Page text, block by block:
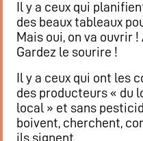
Tous les
Agenda de la
Mentions légales
Flux RSS articles
Flux RSS événements
Rapports et
Il y a ceux qui
des beaux tableaux
Mais oui, on va ouvrir
Gardez le sourire !
Il y a ceux qui ont les
des producteurs « du
local » et sans
boivent, cherchent,
ils signent.